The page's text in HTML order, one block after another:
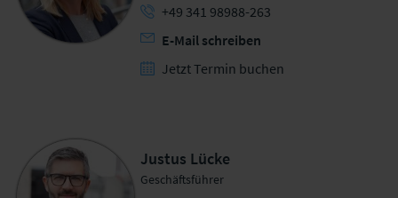
+49 341 98988-263
E-Mail schreiben
Jetzt Termin buchen
Justus Lücke
Geschäftsführer